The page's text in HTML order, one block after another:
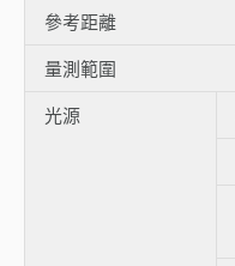
參考距離
量測範圍
光源